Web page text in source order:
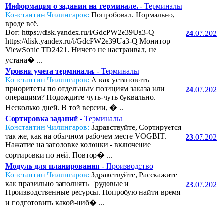
Информация о задании на терминале. - Терминалы
Константин Чилингаров: Попробовал. Нормально,
вроде всё.
Вот: https://disk.yandex.ru/i/GdcPW2e39Ua3-Q
https://disk.yandex.ru/i/GdcPW2e39Ua3-Q Монитор
ViewSonic TD2421. Ничего не настраивал, не
устана� ...
24
Уровни учета терминала. - Терминалы
Константин Чилингаров: А как установить
приоритеты по отдельным позициям заказа или
операциям? Подождите чуть-чуть буквально.
Несколько дней. В той версии, � ...
24
Сортировка заданий - Терминалы
Константин Чилингаров: Здравствуйте, Сортируется
так же, как на обычном рабочем месте VOGBIT.
Нажатие на заголовке колонки - включение
сортировки по ней. Повтор� ...
23
Модуль для планирования - Производство
Константин Чилингаров: Здравствуйте, Расскажите
как правильно заполнять Трудовые и
Производственные ресурсы. Попробую найти время
и подготовить какой-ниб� ...
23